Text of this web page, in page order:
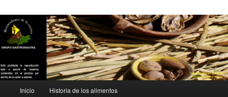
Inicio Historia de los alimentos